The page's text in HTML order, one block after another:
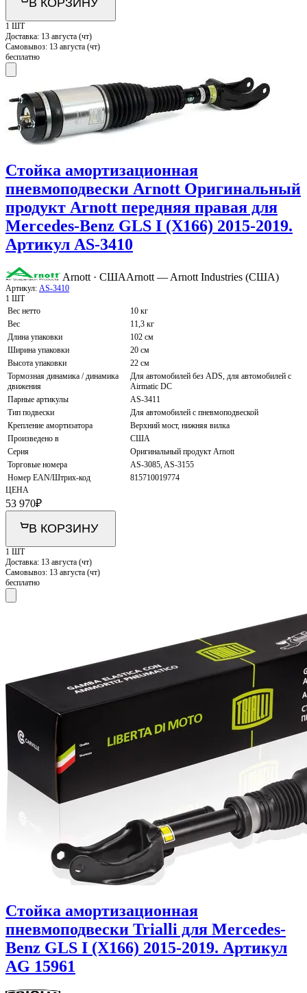
1 ШТ
Доставка: 13 августа (чт)
Самовывоз: 13 августа (чт)
бесплатно
Стойка амортизационная
пневмоподвески Arnott Оригинальный
продукт Arnott передняя правая для
Mercedes-Benz GLS I (X166) 2015-2019.
Артикул AS-3410
Arnott · СШАArnott — Arnott Industries (США)
Артикул: AS-3410
1 ШТ
Вес нетто
10 кг
Вес
11,3 кг
Длина упаковки
102 см
Ширина упаковки
20 см
Высота упаковки
22 см
Тормозная динамика / динамика
движения
Для автомобилей без ADS, для автомобилей с
Airmatic DC
Парные артикулы
AS-3411
Тип подвески
Для автомобилей с пневмоподвеской
Крепление амортизатора
Верхний мост, нижняя вилка
Произведено в
США
Серия
Оригинальный продукт Arnott
Торговые номера
AS-3085, AS-3155
Номер EAN/Штрих-код
815710019774
ЦЕНА
53 970₽
В КОРЗИНУ
1 ШТ
Доставка: 13 августа (чт)
Самовывоз: 13 августа (чт)
бесплатно
Стойка амортизационная
пневмоподвески Trialli для Mercedes-
Benz GLS I (X166) 2015-2019. Артикул
AG 15961